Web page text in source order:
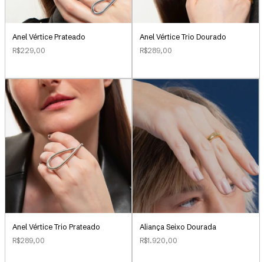
Anel Vértice Prateado
R$229,00
Anel Vértice Trio Dourado
R$289,00
Anel Vértice Trio Prateado
R$289,00
Aliança Seixo Dourada
R$1.920,00